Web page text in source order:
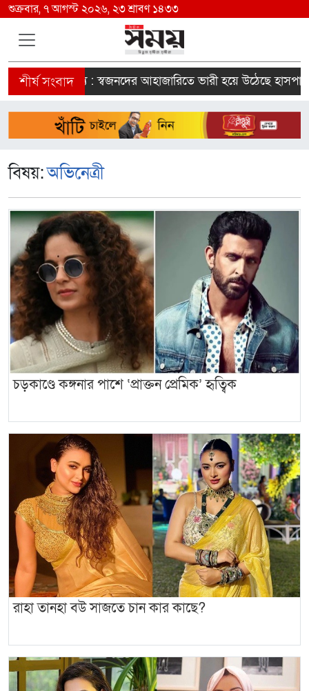
শুক্রবার, ৭ আগস্ট ২০২৬, ২৩ শ্রাবণ ১৪৩৩
মৃত্যু : স্বজনদের আহাজারিতে ভারী হয়ে উঠেছে হাসপাতাল
বিষয়:অভিনেত্রী
চড়কাণ্ডে কঙ্গনার পাশে ‘প্রাক্তন প্রেমিক’ হৃত্বিক
রাহা তানহা বউ সাজতে চান কার কাছে?